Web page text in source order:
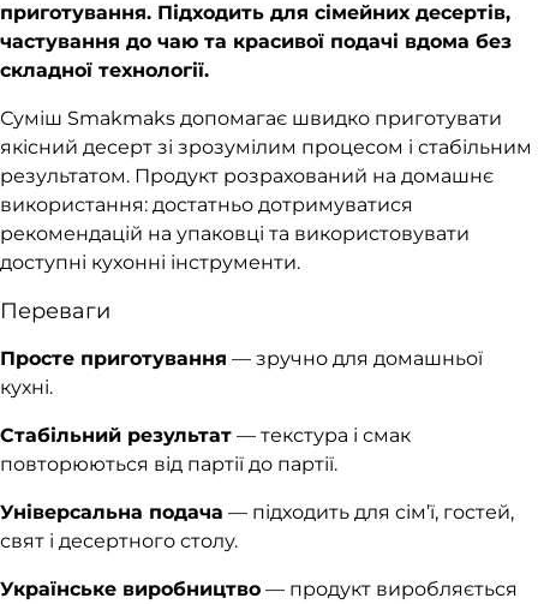
приготування. Підходить для сімейних десертів,
частування до чаю та красивої подачі вдома без
складної технології.
Суміш Smakmaks допомагає швидко приготувати
якісний десерт зі зрозумілим процесом і стабільним
результатом. Продукт розрахований на домашнє
використання: достатньо дотримуватися
рекомендацій на упаковці та використовувати
доступні кухонні інструменти.
Переваги
Просте приготування — зручно для домашньої
кухні.
Стабільний результат — текстура і смак
повторюються від партії до партії.
Універсальна подача — підходить для сім’ї, гостей,
свят і десертного столу.
Українське виробництво — продукт виробляється